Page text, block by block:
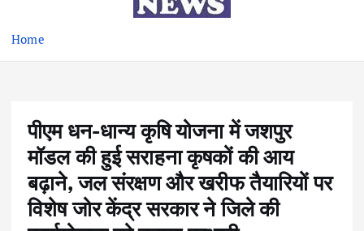
Home
पीएम धन-धान्य कृषि योजना में जशपुर
मॉडल की हुई सराहना कृषकों की आय
बढ़ाने, जल संरक्षण और खरीफ तैयारियों पर
विशेष जोर केंद्र सरकार ने जिले की